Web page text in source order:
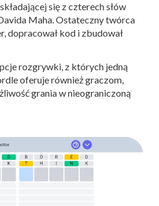
się z czterech słów
Maha. Ostateczny twórca
dopracował kod i zbudował
rozgrywki, z których jedną
oferuje również graczom,
grania w nieograniczoną